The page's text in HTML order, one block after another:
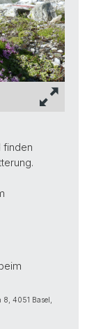
finden
8, 4051 Basel,